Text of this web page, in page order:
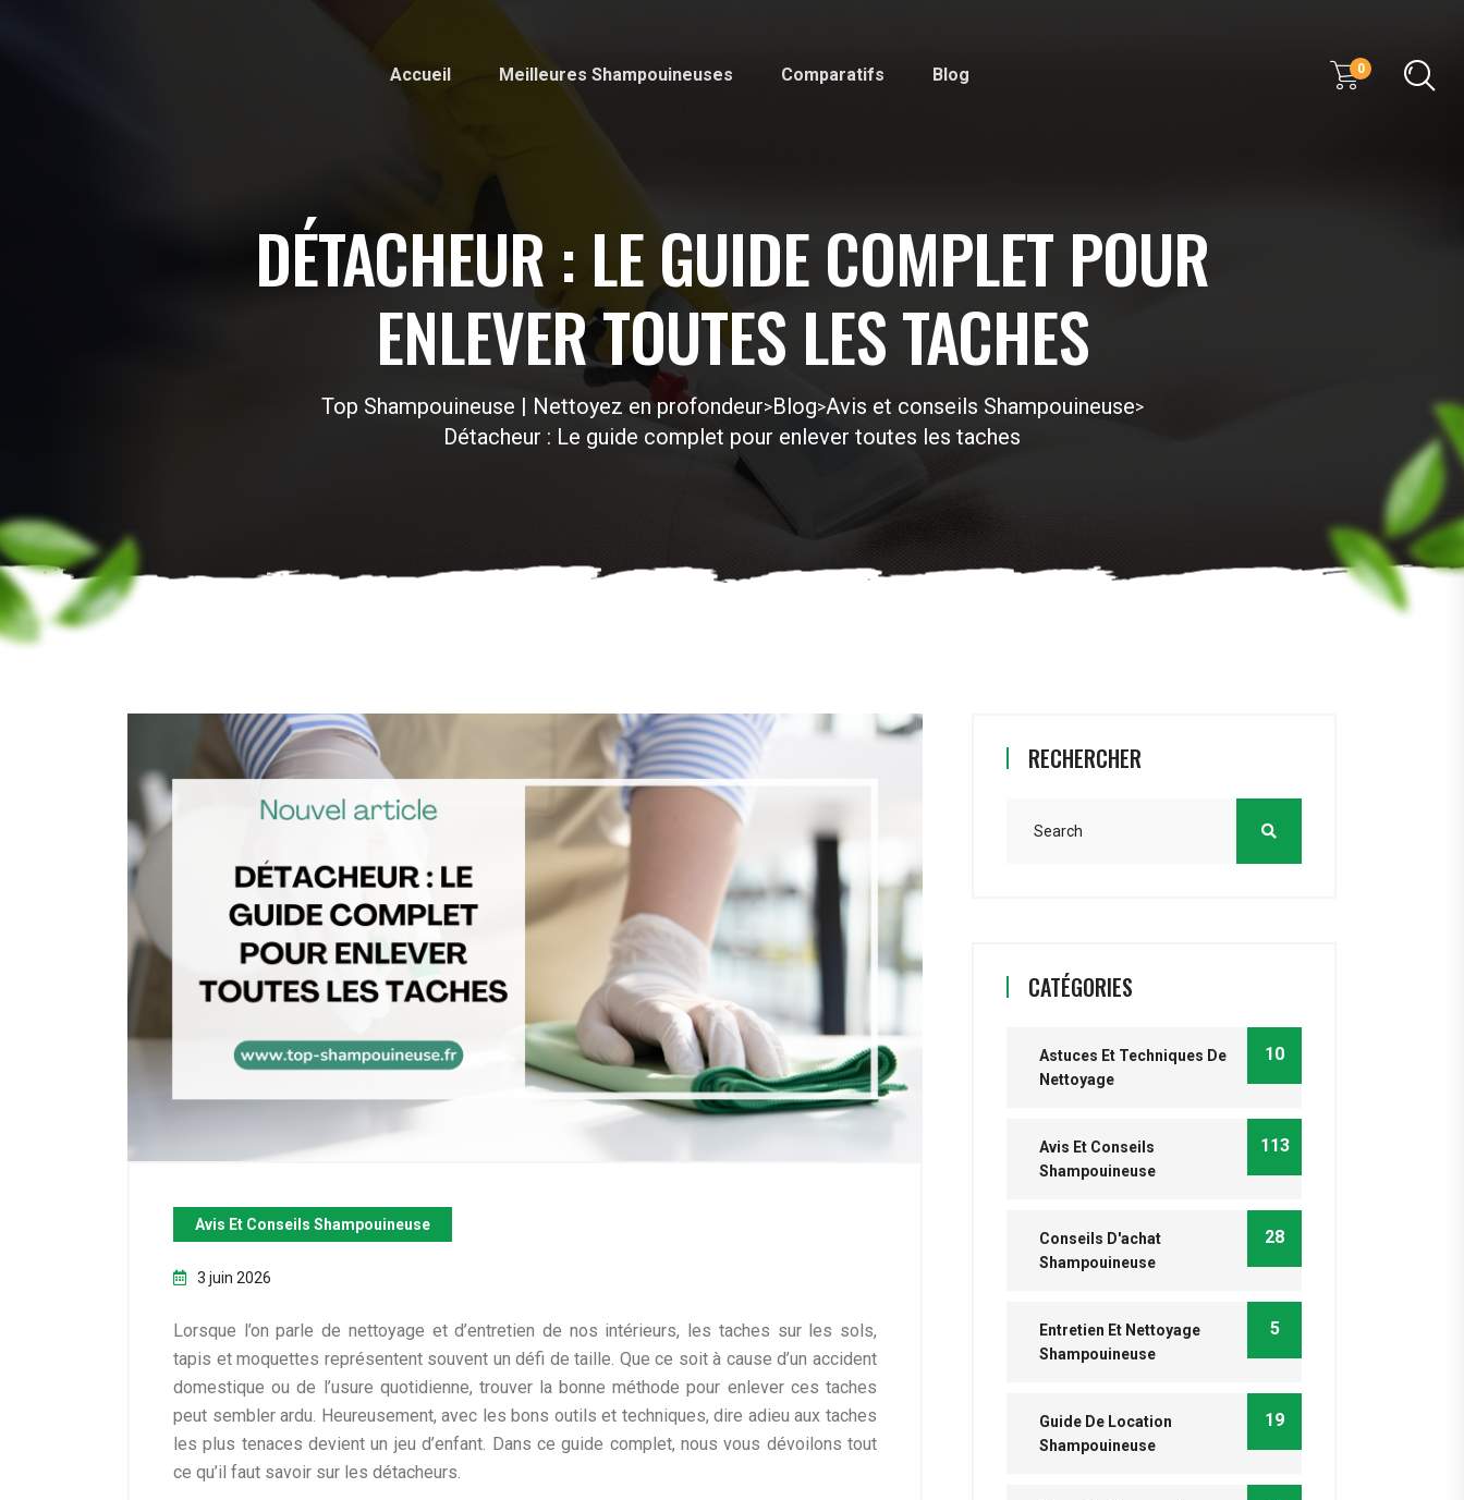
Accueil Meilleures Shampouineuses Comparatifs Blog 0
DÉTACHEUR : LE GUIDE COMPLET POUR
ENLEVER TOUTES LES TACHES
Top Shampouineuse | Nettoyez en profondeur>Blog>Avis et conseils Shampouineuse>
Détacheur : Le guide complet pour enlever toutes les taches
Avis Et Conseils Shampouineuse
3 juin 2026
Lorsque l’on parle de nettoyage et d’entretien de nos intérieurs, les taches sur les sols,
tapis et moquettes représentent souvent un défi de taille. Que ce soit à cause d’un accident
domestique ou de l’usure quotidienne, trouver la bonne méthode pour enlever ces taches
peut sembler ardu. Heureusement, avec les bons outils et techniques, dire adieu aux taches
les plus tenaces devient un jeu d’enfant. Dans ce guide complet, nous vous dévoilons tout
ce qu’il faut savoir sur les détacheurs.
RECHERCHER
CATÉGORIES
Astuces Et Techniques De
Nettoyage
10
Avis Et Conseils
Shampouineuse
113
Conseils D'achat
Shampouineuse
28
Entretien Et Nettoyage
Shampouineuse
5
Guide De Location
Shampouineuse
19